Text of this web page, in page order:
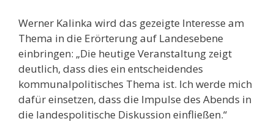
Werner Kalinka wird das gezeigte Interesse am
Thema in die Erörterung auf Landesebene
einbringen: „Die heutige Veranstaltung zeigt
deutlich, dass dies ein entscheidendes
kommunalpolitisches Thema ist. Ich werde mich
dafür einsetzen, dass die Impulse des Abends in
die landespolitische Diskussion einfließen.“